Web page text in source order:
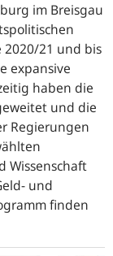
im Breisgau
2020/21 und bis
expansive
haben die
und die
Regierungen
Wissenschaft
und
finden